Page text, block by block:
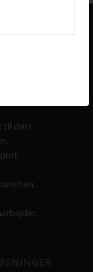
behov.
til dørs.